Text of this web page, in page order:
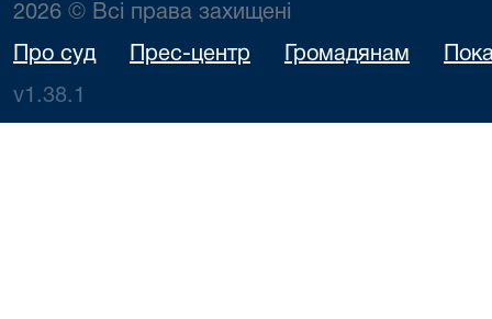
2026 © Всі права захищені
Про суд Прес-центр Громадянам
v1.38.1